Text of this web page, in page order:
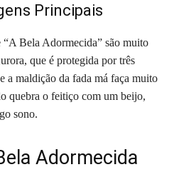
Principais
“A Bela Adormecida” são muito
que é protegida por três
a maldição da fada má faça muito
quebra o feitiço com um beijo,
sono.
Adormecida